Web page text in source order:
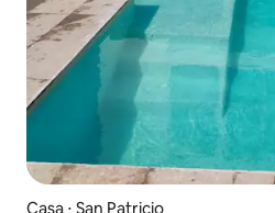
Casa ⋅ San Patricio